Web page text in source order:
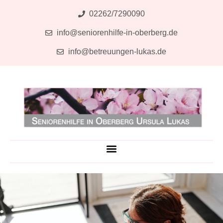
02262/7290090
info@seniorenhilfe-in-oberberg.de
info@betreuungen-lukas.de